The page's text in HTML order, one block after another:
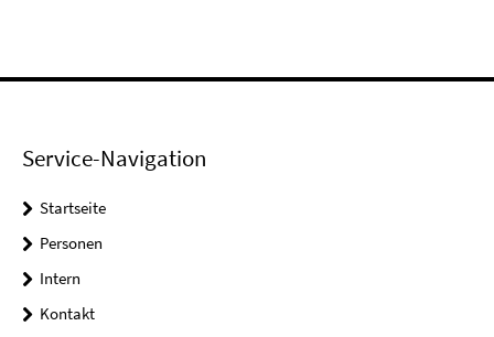
Service-Navigation
Startseite
Personen
Intern
Kontakt